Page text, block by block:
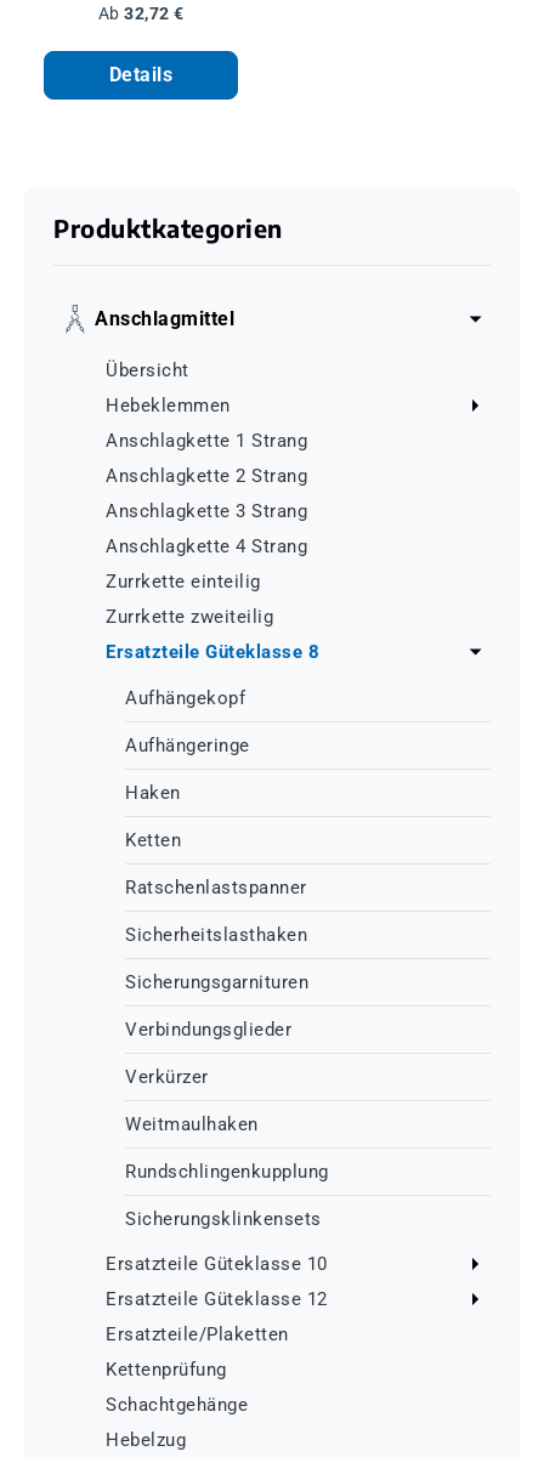
Regulärer Preis:
Ab 32,72 €
Details
Produktkategorien
Anschlagmittel
Übersicht
Hebeklemmen
Anschlagkette 1 Strang
Anschlagkette 2 Strang
Anschlagkette 3 Strang
Anschlagkette 4 Strang
Zurrkette einteilig
Zurrkette zweiteilig
Ersatzteile Güteklasse 8
Aufhängekopf
Aufhängeringe
Haken
Ketten
Ratschenlastspanner
Sicherheitslasthaken
Sicherungsgarnituren
Verbindungsglieder
Verkürzer
Weitmaulhaken
Rundschlingenkupplung
Sicherungsklinkensets
Ersatzteile Güteklasse 10
Ersatzteile Güteklasse 12
Ersatzteile/Plaketten
Kettenprüfung
Schachtgehänge
Hebelzug